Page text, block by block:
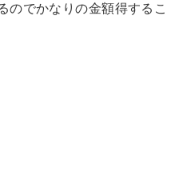
のでかなりの金額得するこ